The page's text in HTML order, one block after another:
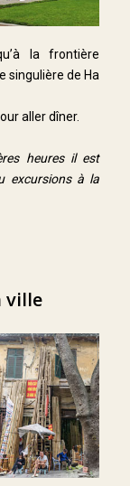
la frontière
singulière de Ha
aller dîner.
heures il est
excursions à la
ville